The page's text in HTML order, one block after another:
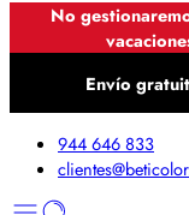
No
Envío
944 646 833